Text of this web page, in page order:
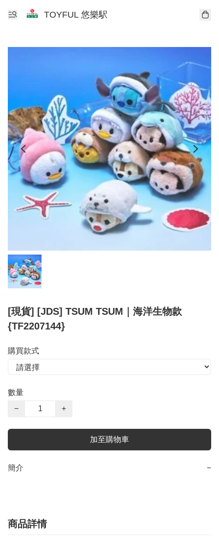
TOYFUL 悠樂駅
[現貨] [JDS] TSUM TSUM｜海洋生物款
{TF2207144}
購買款式
數量
−
+
加至購物車
簡介 −
商品詳情